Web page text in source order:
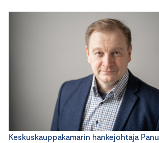
Keskuskauppakamarin hankejohtaja Panu